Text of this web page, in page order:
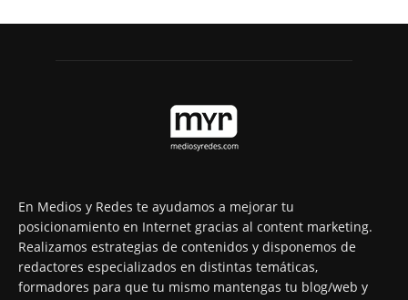
En Medios y Redes te ayudamos a mejorar tu
posicionamiento en Internet gracias al content marketing.
Realizamos estrategias de contenidos y disponemos de
redactores especializados en distintas temáticas,
formadores para que tu mismo mantengas tu blog/web y